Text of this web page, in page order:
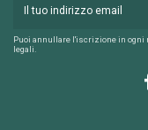
Puoi annullare l'iscrizione in ogni
legali.